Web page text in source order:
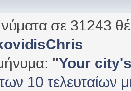
σε 31243
"Your
10 τελευταίων